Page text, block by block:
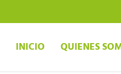
INICIO QUIENES